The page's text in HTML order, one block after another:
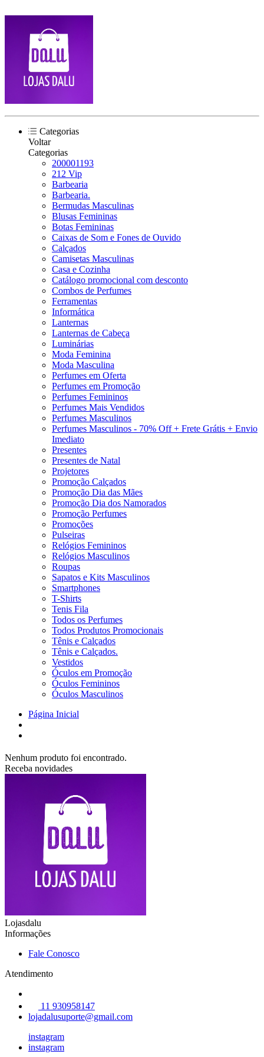
Categorias
Voltar
Categorias
200001193
212 Vip
Barbearia
Barbearia.
Bermudas Masculinas
Blusas Femininas
Botas Femininas
Caixas de Som e Fones de Ouvido
Calçados
Camisetas Masculinas
Casa e Cozinha
Catálogo promocional com desconto
Combos de Perfumes
Ferramentas
Informática
Lanternas
Lanternas de Cabeça
Luminárias
Moda Feminina
Moda Masculina
Perfumes em Oferta
Perfumes em Promoção
Perfumes Femininos
Perfumes Mais Vendidos
Perfumes Masculinos
Perfumes Masculinos - 70% Off + Frete Grátis + Envio
Imediato
Presentes
Presentes de Natal
Projetores
Promoção Calçados
Promoção Dia das Mães
Promoção Dia dos Namorados
Promoção Perfumes
Promoções
Pulseiras
Relógios Femininos
Relógios Masculinos
Roupas
Sapatos e Kits Masculinos
Smartphones
T-Shirts
Tenis Fila
Todos os Perfumes
Todos Produtos Promocionais
Tênis e Calçados
Tênis e Calçados.
Vestidos
Óculos em Promoção
Óculos Femininos
Óculos Masculinos
Página Inicial
Nenhum produto foi encontrado.
Receba novidades
Lojasdalu
Informações
Fale Conosco
Atendimento
11 930958147
lojadalusuporte@gmail.com
instagram
instagram